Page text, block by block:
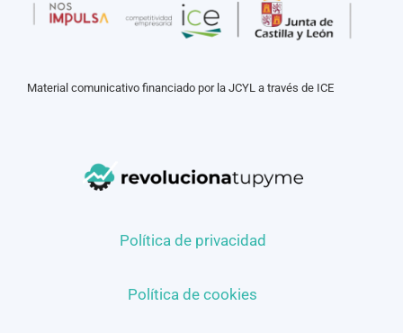
Material comunicativo financiado por la JCYL a través de ICE
Política de privacidad
Política de cookies